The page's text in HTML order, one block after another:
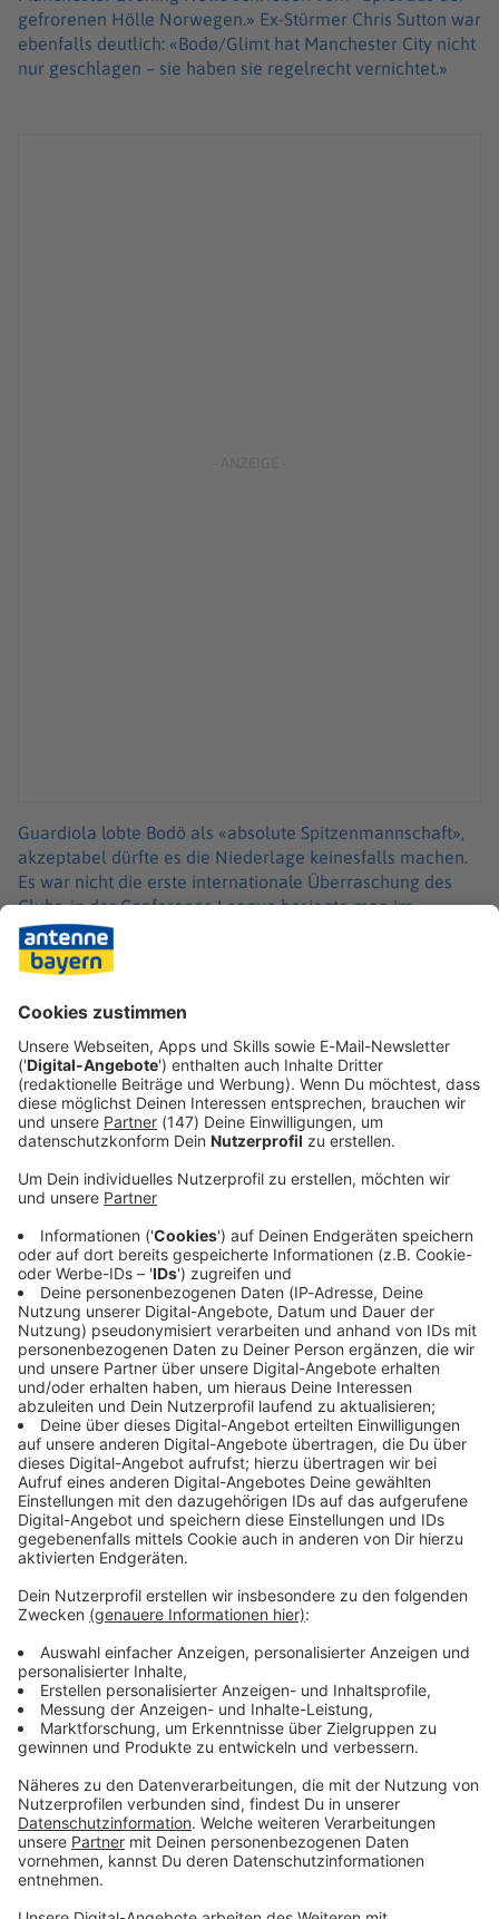
gefrorenen Hölle Norwegen.» Ex-Stürmer Chris Sutton war
ebenfalls deutlich: «Bodø/Glimt hat Manchester City nicht
nur geschlagen – sie haben sie regelrecht vernichtet.»
Guardiola lobte Bodö als «absolute Spitzenmannschaft»,
akzeptabel dürfte es die Niederlage keinesfalls machen.
Es war nicht die erste internationale Überraschung des
Clubs, in der Conference League besiegte man im
Oktober 2021 die AS Rom mit 6:1. Doch der Erfolg gegen
City war bedeutender. «Ich würde sagen, das ist das
Größte, was wir je erreicht haben. Wir haben eine der
besten Fußballmannschaften der Welt geschlagen und
Immer auf dem Laufenden
bleiben!
Verpass' nichts mehr - mit unserem kostenlosen
ANTENNE BAYERN Newsletter. Ob Nachrichten,
Lifestyle oder unsere neuesten Aktionen - wir
informieren dich.
Zum Newsletter anmelden
Du möchtest uns etwas sagen?